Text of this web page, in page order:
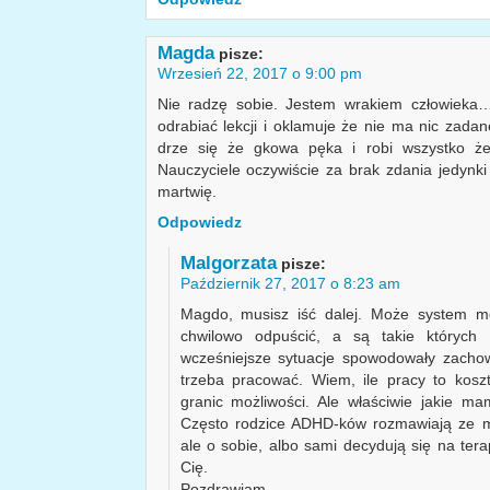
Magda pisze:
Wrzesień 22, 2017 o 9:00 pm
Nie radzę sobie. Jestem wrakiem
odrabiać lekcji i oklamuje że nie ma nic
drze się że gkowa pęka i robi wszystko
Nauczyciele oczywiście za brak zdania
martwię.
Odpowiedz
Malgorzata pisze:
Październik 27, 2017 o 8:23 am
Magdo, musisz iść dalej. Może system
chwilowo odpuścić, a są takie
wcześniejsze sytuacje spowodowały
trzeba pracować. Wiem, ile pracy to
granic możliwości. Ale właściwie jakie
Często rodzice ADHD-ków rozmawiają ze
ale o sobie, albo sami decydują się na
Cię.